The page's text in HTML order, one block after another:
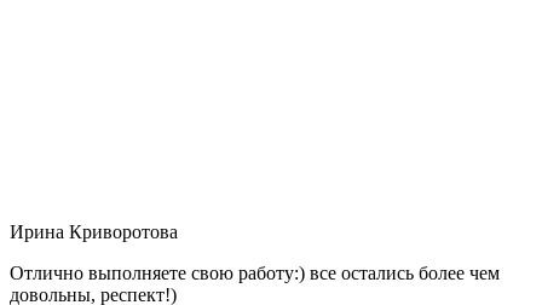
Ирина Криворотова
Отлично выполняете свою работу:) все остались более чем
довольны, респект!)